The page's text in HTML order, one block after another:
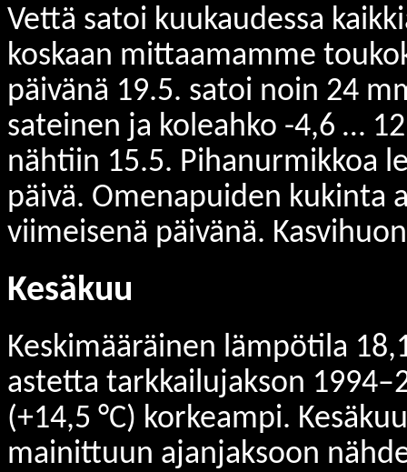
Vettä satoi kuukaudessa
koskaan mittaamamme
päivänä 19.5. satoi noin 24
sateinen ja koleahko -4,6 …
nähtiin 15.5. Pihanurmikkoa
päivä. Omenapuiden kukinta
viimeisenä päivänä.
Kesäkuu
Keskimääräinen lämpötila
astetta tarkkailujakson
(+14,5 °C) korkeampi.
mainittuun ajanjaksoon